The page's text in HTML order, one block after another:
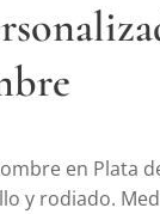
en Plata
y rodiado.